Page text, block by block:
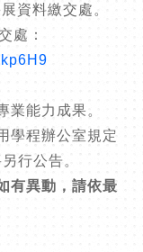
資料繳交處。
處：
能力成果。
程辦公室規定
行公告。
有異動，請依最